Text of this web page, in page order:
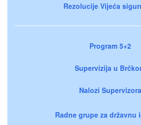
Rezolucije Vijeća
Program 5+2
Supervizija u
Nalozi Supervizora
Radne grupe za državnu